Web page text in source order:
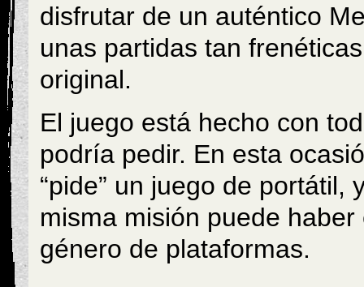
disfrutar de un auténtico
unas partidas tan
original.
El juego está hecho con
podría pedir. En esta
“pide” un juego de
misma misión puede
género de plataformas.